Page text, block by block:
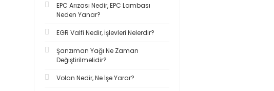
EPC Arızası Nedir, EPC Lambası
Neden Yanar?
EGR Valfi Nedir, İşlevleri Nelerdir?
Şanzıman Yağı Ne Zaman
Değiştirilmelidir?
Volan Nedir, Ne İşe Yarar?